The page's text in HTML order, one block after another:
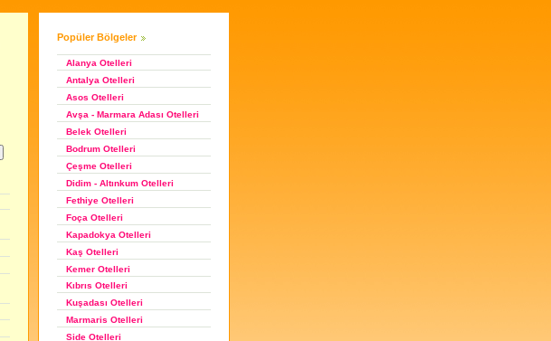
Popüler Bölgeler
Alanya Otelleri
Antalya Otelleri
Asos Otelleri
Avşa - Marmara Adası Otelleri
Belek Otelleri
Bodrum Otelleri
Çeşme Otelleri
Didim - Altınkum Otelleri
Fethiye Otelleri
Foça Otelleri
Kapadokya Otelleri
Kaş Otelleri
Kemer Otelleri
Kıbrıs Otelleri
Kuşadası Otelleri
Marmaris Otelleri
Side Otelleri